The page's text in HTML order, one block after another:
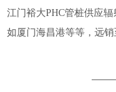
江门裕大PHC管桩供应
如厦门海昌港等等，远销